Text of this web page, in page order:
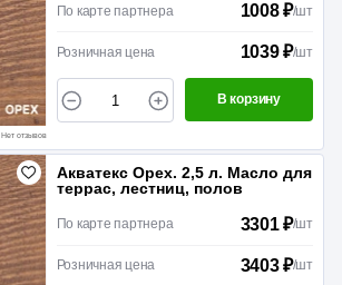
Нет отзывов
По карте партнера 1008 ₽/шт
Розничная цена 1039 ₽/шт
В корзину
Акватекс Орех. 2,5 л. Масло для
террас, лестниц, полов
По карте партнера 3301 ₽/шт
Розничная цена 3403 ₽/шт